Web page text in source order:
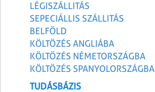
LÉGISZÁLLITÁS
SEPECIÁLLIS SZÁLLITÁS
BELFÖLD
KÖLTÖZÉS ANGLIÁBA
KÖLTÖZÉS NÉMETORSZÁGBA
KÖLTÖZÉS SPANYOLORSZÁGBA
TUDÁSBÁZIS